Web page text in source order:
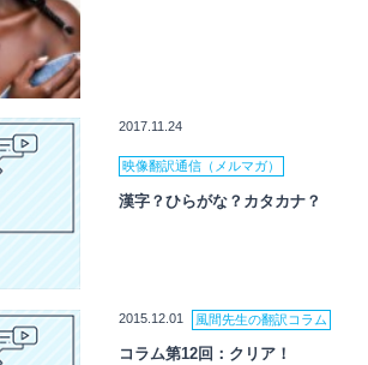
2017.11.24
映像翻訳通信（メルマガ）
漢字？ひらがな？カタカナ？
2015.12.01 風間先生の翻訳コラム
コラム第12回：クリア！